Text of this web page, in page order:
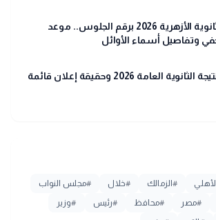
رابط نتيجة الثانوية الأزهرية 2026 برقم الجلوس.. موعد
وتفاصيل أسماء الأوائل
موعد حسم نتيجة الثانوية العامة 2026 وحقيقة إعلان قائمة
#الزمالك #خلال #مجلس النواب
#مصر #محافظ #رئيس #وزير